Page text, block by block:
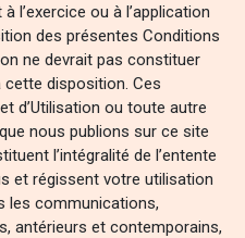
l’exercice ou à l’application
des présentes Conditions
ne devrait pas constituer
disposition. Ces
d’Utilisation ou toute autre
nous publions sur ce site
l’intégralité de l’entente
et régissent votre utilisation
les communications,
antérieurs et contemporains,